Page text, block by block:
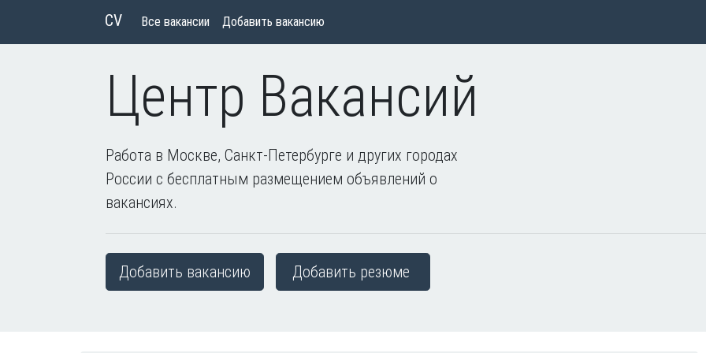
CV Все вакансии Добавить вакансию
Центр Вакансий
Работа в Москве, Санкт-Петербурге и других городах
России с бесплатным размещением объявлений о
вакансиях.
Добавить вакансию Добавить резюме